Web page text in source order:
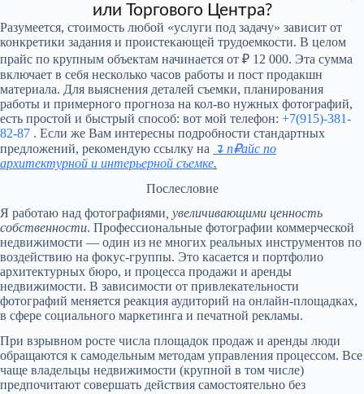
Офис МТС на Воронцовской: съемка в
Таганском районе
Офис МТС в сердце Таганки: знаковая локация.
Двадцать детализированных кадров презентуют
инновационное рабочее пространство компании...
или Торгового Центра?
Разумеется, стоимость любой «услуги под задачу» зависит от
конкретики задания и проистекающей трудоемкости. В целом
прайс по крупным объектам начинается от ₽ 12 000. Эта сумма
включает в себя несколько часов работы и пост продакшн
материала. Для выяснения деталей съемки, планирования
работы и примерного прогноза на кол-во нужных фотографий,
есть простой и быстрый способ: вот мой телефон: +7(915)-381-
82-87 . Если же Вам интересны подробности стандартных
предложений, рекомендую ссылку на
↴ п₽айс по
архитектурной и интерьерной съемке.
Послесловие
Я работаю над фотографиями , увеличивающими ценность
собственности. Профессиональные фотографии коммерческой
недвижимости — один из не многих реальных инструментов по
воздействию на фокус-группы. Это касается и портфолио
архитектурных бюро, и процесса продажи и аренды
недвижимости. В зависимости от привлекательности
фотографий меняется реакция аудиторий на онлайн-площадках,
в сфере социального маркетинга и печатной рекламы.
При взрывном росте числа площадок продаж и аренды люди
обращаются к самодельным методам управления процессом. Все
чаще владельцы недвижимости (крупной в том числе)
предпочитают совершать действия самостоятельно без